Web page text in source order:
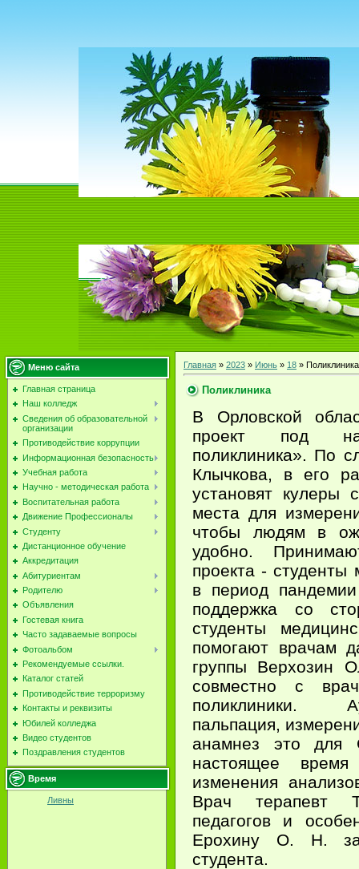
Меню сайта
Главная страница
Наш колледж
Сведения об образовательной
организации
Противодействие коррупции
Информационная безопасность
Учебная работа
Научно - методическая работа
Воспитательная работа
Движение Профессионалы
Студенту
Дистанционное обучение
Аккредитация
Абитуриентам
Родителю
Объявления
Гостевая книга
Часто задаваемые вопросы
Фотоальбом
Рекомендуемые ссылки.
Каталог статей
Противодействие терроризму
Контакты и реквизиты
Юбилей колледжа
Видео студентов
Поздравления студентов
Время
Ливны
Главная » 2023 » Июнь » 18 » Поликлиника
Поликлиника
В Орловской
проект под
поликлиника». По
Клычкова, в его
установят кулеры
места для
чтобы людям в
удобно.
проекта -
в период
поддержка со
студенты
помогают врачам
группы Верхозин
совместно с
поликлиники.
пальпация,
анамнез это для
настоящее
изменения
Врач терапевт
педагогов и
Ерохину О. Н. за
студента.